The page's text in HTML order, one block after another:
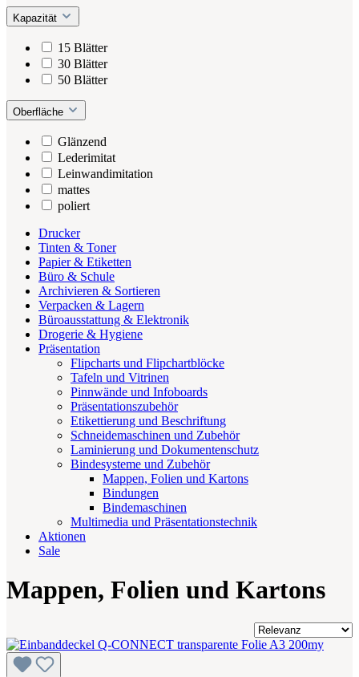
Kapazität
15 Blätter
30 Blätter
50 Blätter
Oberfläche
Glänzend
Lederimitat
Leinwandimitation
mattes
poliert
Drucker
Tinten & Toner
Papier & Etiketten
Büro & Schule
Archivieren & Sortieren
Verpacken & Lagern
Büroausstattung & Elektronik
Drogerie & Hygiene
Präsentation
Flipcharts und Flipchartblöcke
Tafeln und Vitrinen
Pinnwände und Infoboards
Präsentationszubehör
Etikettierung und Beschriftung
Schneidemaschinen und Zubehör
Laminierung und Dokumentenschutz
Bindesysteme und Zubehör
Mappen, Folien und Kartons
Bindungen
Bindemaschinen
Multimedia und Präsentationstechnik
Aktionen
Sale
Mappen, Folien und Kartons